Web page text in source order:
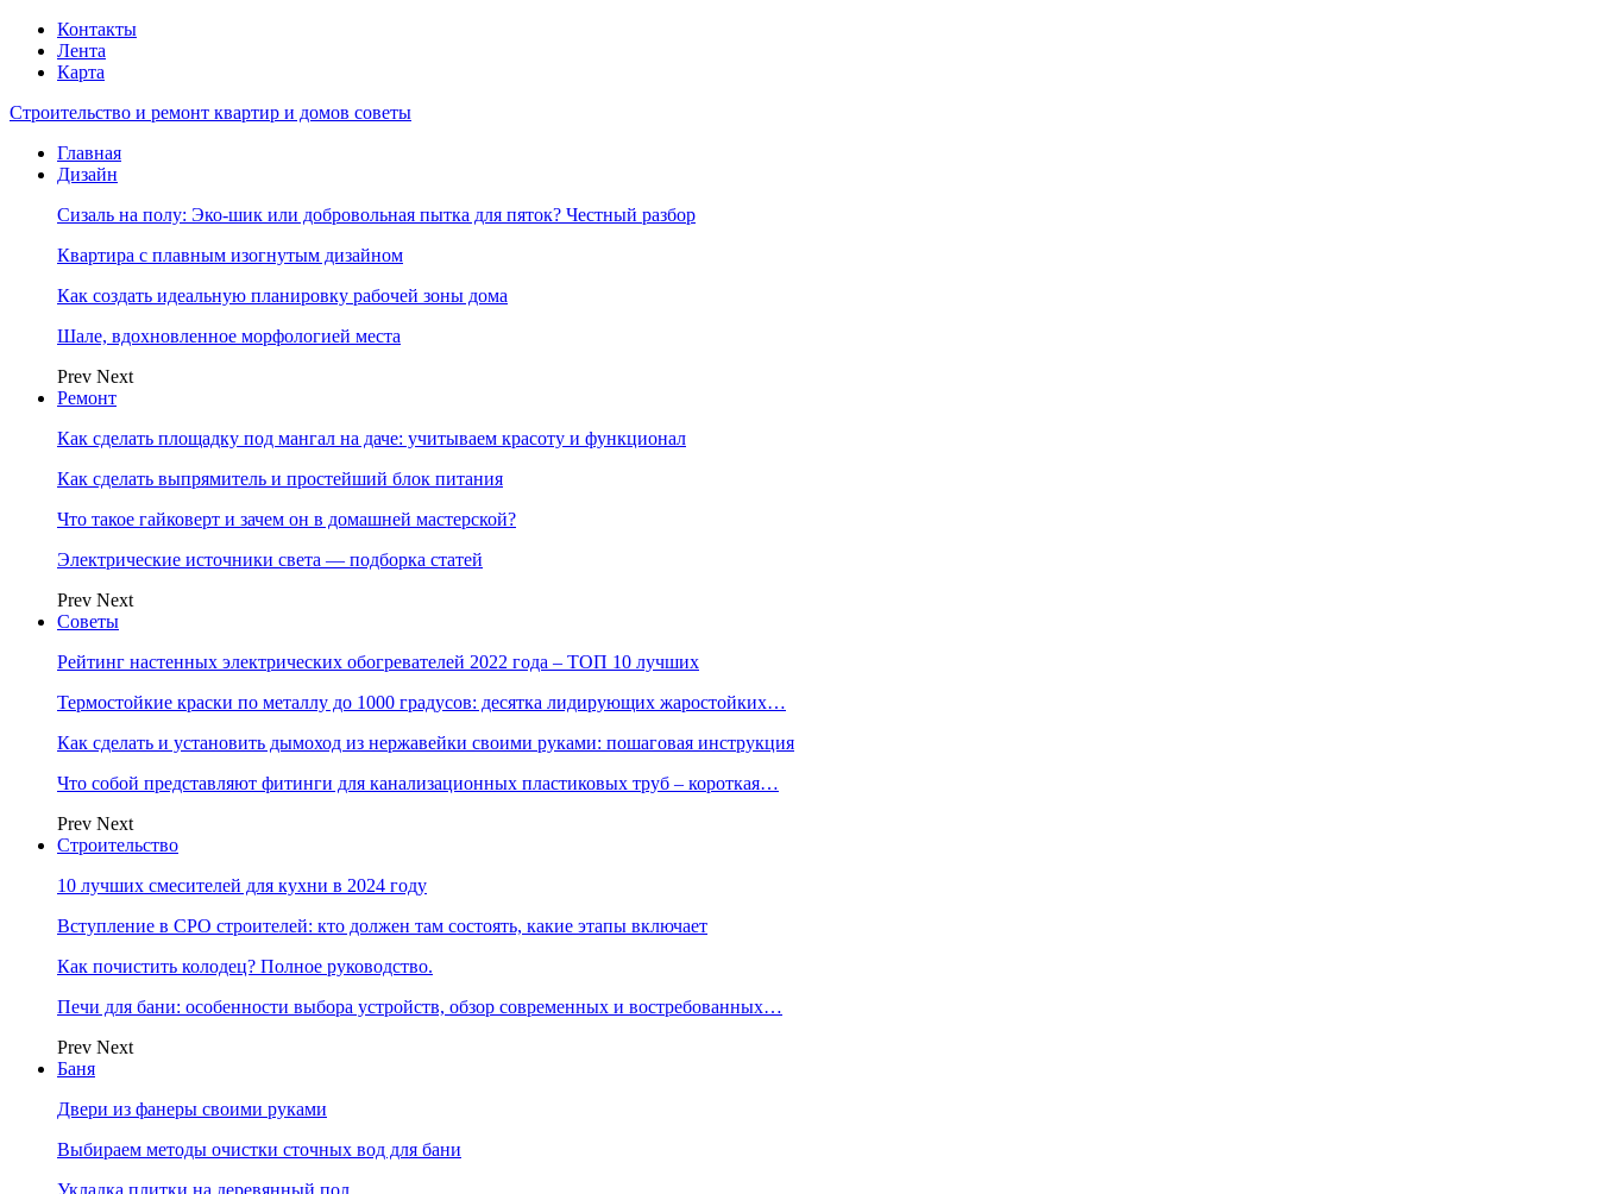
Контакты
Лента
Карта
Строительство и ремонт квартир и домов советы
Главная
Дизайн
Сизаль на полу: Эко-шик или добровольная пытка для пяток? Честный разбор
Квартира с плавным изогнутым дизайном
Как создать идеальную планировку рабочей зоны дома
Шале, вдохновленное морфологией места
Prev Next
Ремонт
Как сделать площадку под мангал на даче: учитываем красоту и функционал
Как сделать выпрямитель и простейший блок питания
Что такое гайковерт и зачем он в домашней мастерской?
Электрические источники света — подборка статей
Prev Next
Советы
Рейтинг настенных электрических обогревателей 2022 года – ТОП 10 лучших
Термостойкие краски по металлу до 1000 градусов: десятка лидирующих жаростойких…
Как сделать и установить дымоход из нержавейки своими руками: пошаговая инструкция
Что собой представляют фитинги для канализационных пластиковых труб – короткая…
Prev Next
Строительство
10 лучших смесителей для кухни в 2024 году
Вступление в СРО строителей: кто должен там состоять, какие этапы включает
Как почистить колодец? Полное руководство.
Печи для бани: особенности выбора устройств, обзор современных и востребованных…
Prev Next
Баня
Двери из фанеры своими руками
Выбираем методы очистки сточных вод для бани
Укладка плитки на деревянный пол